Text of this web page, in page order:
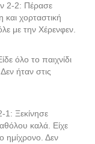
2-2: Πέρασε
χορταστική
με την Χέρενφεν.
όλο το παιχνίδι
ήταν στις
Ξεκίνησε
καλά. Είχε
ημίχρονο. Δεν